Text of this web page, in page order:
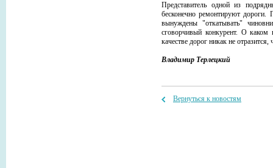
Представитель одной из
бесконечно ремонтируют дороги.
вынуждены "откатывать"
сговорчивый конкурент. О каком
качестве дорог никак не
Владимир Терлецкий
Вернуться к новостям